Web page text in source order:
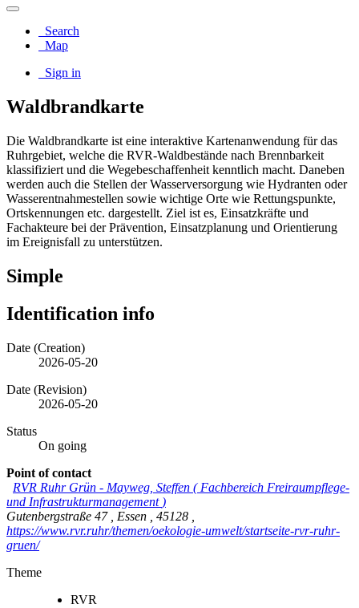
Search
Map
Sign in
Waldbrandkarte
Die Waldbrandkarte ist eine interaktive Kartenanwendung für das
Ruhrgebiet, welche die RVR-Waldbestände nach Brennbarkeit
klassifiziert und die Wegebeschaffenheit kenntlich macht. Daneben
werden auch die Stellen der Wasserversorgung wie Hydranten oder
Wasserentnahmestellen sowie wichtige Orte wie Rettungspunkte,
Ortskennungen etc. dargestellt. Ziel ist es, Einsatzkräfte und
Fachakteure bei der Prävention, Einsatzplanung und Orientierung
im Ereignisfall zu unterstützen.
Simple
Identification info
Date (Creation)
2026-05-20
Date (Revision)
2026-05-20
Status
On going
Point of contact
RVR Ruhr Grün - Mayweg, Steffen ( Fachbereich Freiraumpflege-
und Infrastrukturmanagement )
Gutenbergstraße 47
Essen 45128
https://www.rvr.ruhr/themen/oekologie-umwelt/startseite-rvr-ruhr-
gruen/
Theme
RVR